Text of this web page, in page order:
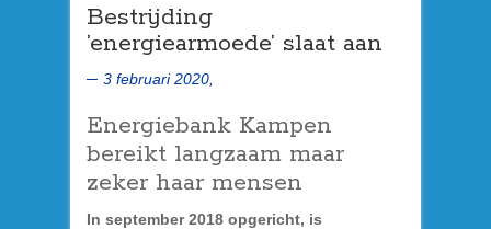
Bestrijding
’energiearmoede’ slaat aan
3 februari 2020,
Energiebank Kampen
bereikt langzaam maar
zeker haar mensen
In september 2018 opgericht, is